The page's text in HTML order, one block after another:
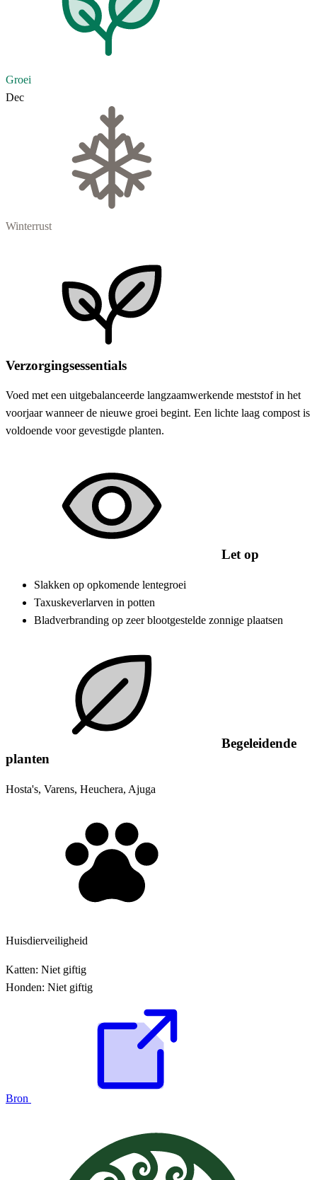
Groei
Dec
Winterrust
Verzorgingsessentials
Voed met een uitgebalanceerde langzaamwerkende meststof in het
voorjaar wanneer de nieuwe groei begint. Een lichte laag compost is
voldoende voor gevestigde planten.
Let op
Slakken op opkomende lentegroei
Taxuskeverlarven in potten
Bladverbranding op zeer blootgestelde zonnige plaatsen
Begeleidende
planten
Hosta's, Varens, Heuchera, Ajuga
Huisdierveiligheid
Katten: Niet giftig
Honden: Niet giftig
Bron